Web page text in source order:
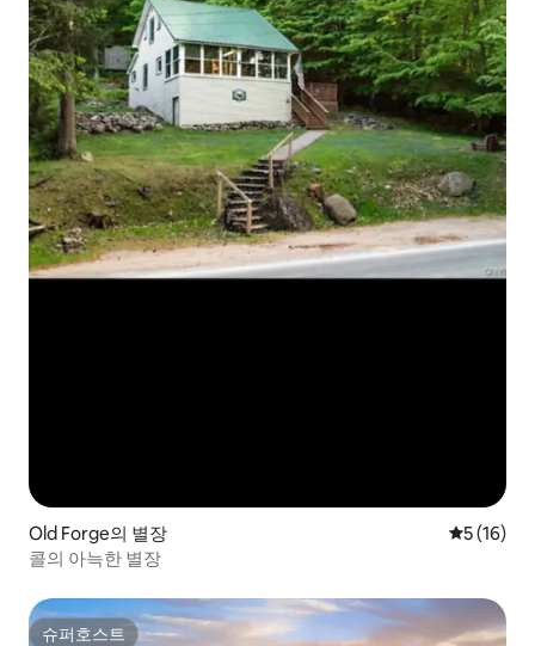
Old Forge의 별장 평점 5점
5 (16)
콜의 아늑한 별장
슈퍼호스트